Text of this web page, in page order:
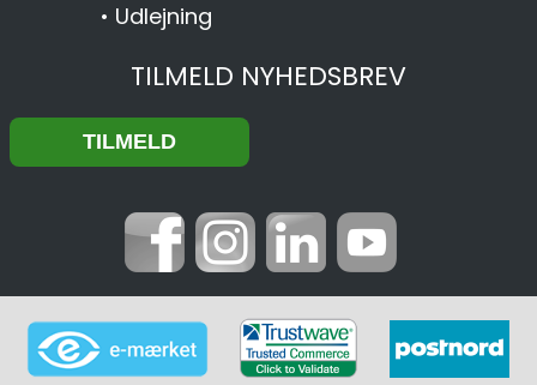
• Udlejning
TILMELD NYHEDSBREV